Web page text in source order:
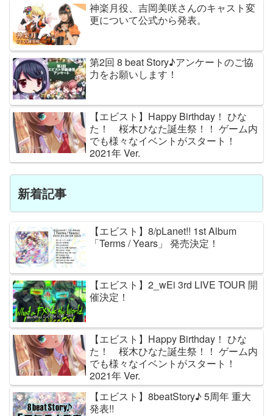
神楽月役、吉岡美咲さんのキャスト変
更について公式から発表。
第2回 8 beat Story♪アンケートのご協
力をお願いします！
【エビスト】Happy Birthday！ ひな
た！ 桜木ひなた誕生祭！！ ゲーム内
でも様々なイベントがスタート！
2021年 Ver.
新着記事
【エビスト】8/pLanet!! 1st Album
「Terms / Years」 発売決定！
【エビスト】2_wEi 3rd LIVE TOUR 開
催決定！
【エビスト】Happy Birthday！ ひな
た！ 桜木ひなた誕生祭！！ ゲーム内
でも様々なイベントがスタート！
2021年 Ver.
【エビスト】8beatStory♪ 5周年 重大
発表!!